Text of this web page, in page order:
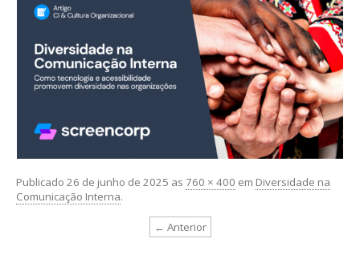
Publicado 26 de junho de 2025 as 760 × 400 em Diversidade na
Comunicação Interna.
← Anterior